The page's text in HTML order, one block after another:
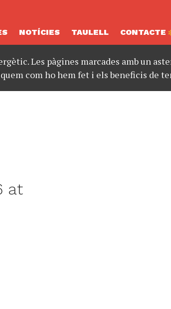
NOTÍCIES TAULELL CONTACTE
Les pàgines marcades amb un
com ho hem fet i els beneficis de
at